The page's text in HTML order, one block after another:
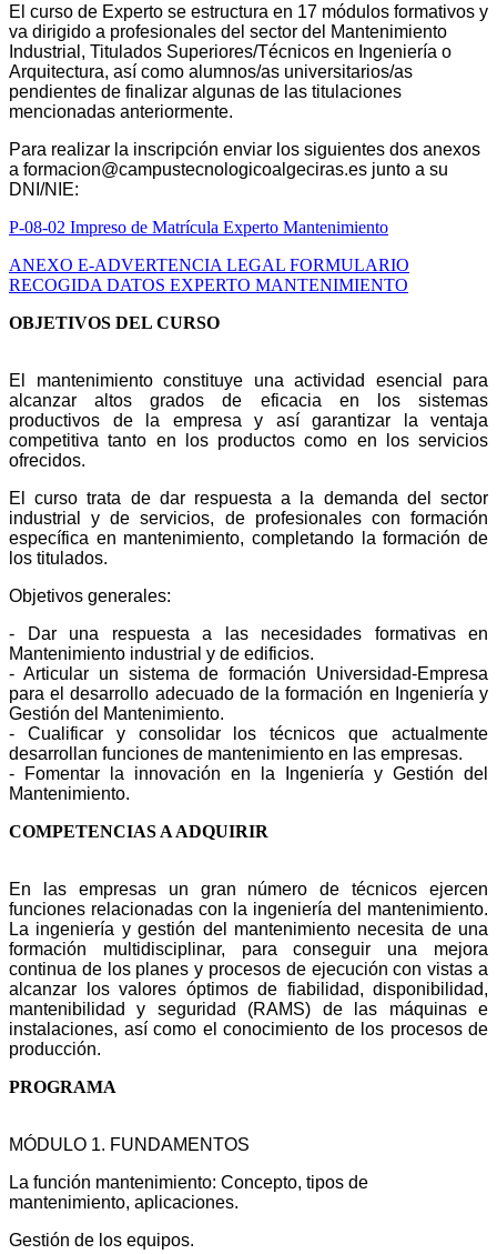
El curso de Experto se estructura en 17 módulos formativos y
va dirigido a profesionales del sector del Mantenimiento
Industrial, Titulados Superiores/Técnicos en Ingeniería o
Arquitectura, así como alumnos/as universitarios/as
pendientes de finalizar algunas de las titulaciones
mencionadas anteriormente.
Para realizar la inscripción enviar los siguientes dos anexos
a formacion@campustecnologicoalgeciras.es junto a su
DNI/NIE:
P-08-02 Impreso de Matrícula Experto Mantenimiento
ANEXO E-ADVERTENCIA LEGAL FORMULARIO
RECOGIDA DATOS EXPERTO MANTENIMIENTO
OBJETIVOS DEL CURSO
El mantenimiento constituye una actividad esencial para
alcanzar altos grados de eficacia en los sistemas
productivos de la empresa y así garantizar la ventaja
competitiva tanto en los productos como en los servicios
ofrecidos.
El curso trata de dar respuesta a la demanda del sector
industrial y de servicios, de profesionales con formación
específica en mantenimiento, completando la formación de
los titulados.
Objetivos generales:
- Dar una respuesta a las necesidades formativas en
Mantenimiento industrial y de edificios.
- Articular un sistema de formación Universidad-Empresa
para el desarrollo adecuado de la formación en Ingeniería y
Gestión del Mantenimiento.
- Cualificar y consolidar los técnicos que actualmente
desarrollan funciones de mantenimiento en las empresas.
- Fomentar la innovación en la Ingeniería y Gestión del
Mantenimiento.
COMPETENCIAS A ADQUIRIR
En las empresas un gran número de técnicos ejercen
funciones relacionadas con la ingeniería del mantenimiento.
La ingeniería y gestión del mantenimiento necesita de una
formación multidisciplinar, para conseguir una mejora
continua de los planes y procesos de ejecución con vistas a
alcanzar los valores óptimos de fiabilidad, disponibilidad,
mantenibilidad y seguridad (RAMS) de las máquinas e
instalaciones, así como el conocimiento de los procesos de
producción.
PROGRAMA
MÓDULO 1. FUNDAMENTOS
La función mantenimiento: Concepto, tipos de
mantenimiento, aplicaciones.
Gestión de los equipos.